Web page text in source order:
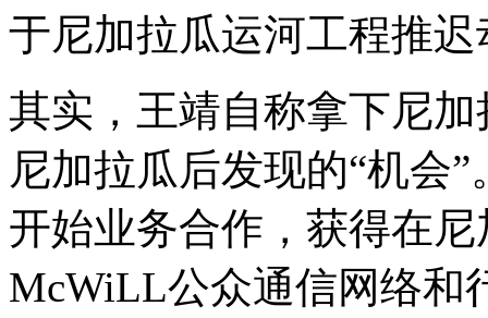
于尼加拉瓜运河工程推
其实，王靖自称拿下尼
尼加拉瓜后发现的“机会
开始业务合作，获得在
McWiLL公众通信网络和